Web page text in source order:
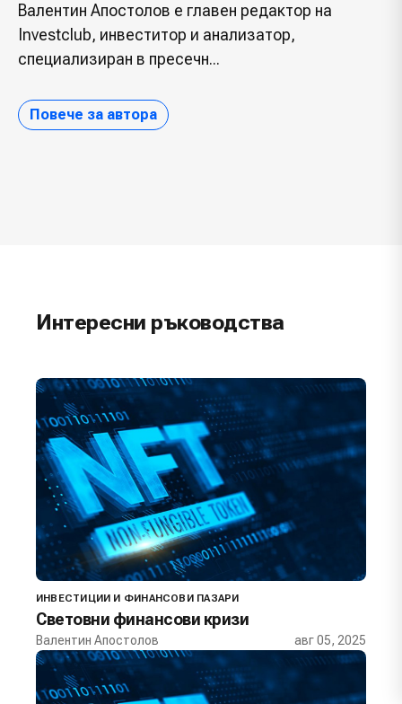
Валентин Апостолов е главен редактор на
Investclub, инвеститор и анализатор,
специализиран в пресечн...
Повече за автора
Интересни ръководства
ИНВЕСТИЦИИ И ФИНАНСОВИ ПАЗАРИ
Световни финансови кризи
Валентин Апостолов авг 05, 2025